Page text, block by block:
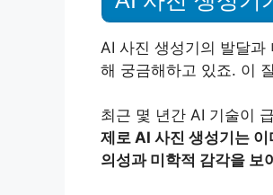
AI 사진 생성기의 발달
해 궁금해하고 있죠. 이
최근 몇 년간 AI 기술이
제로 AI 사진 생성기는
의성과 미학적 감각을 보